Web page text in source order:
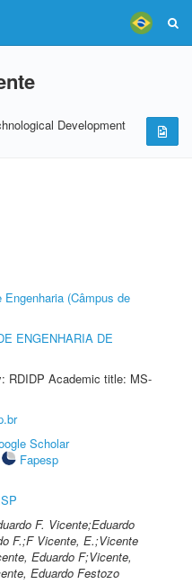
Development
(Câmpus de
ENGENHARIA DE
RDIDP Academic title: MS-
Scholar
Fapesp
F. Vicente;Eduardo
F.;F Vicente, E.;Vicente
Eduardo F;Vicente,
Eduardo Festozo